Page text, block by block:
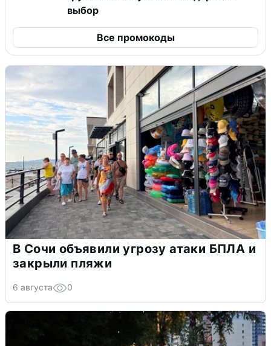
выбор
Все промокоды
В Сочи объявили угрозу атаки БПЛА и
закрыли пляжи
6 августа 0